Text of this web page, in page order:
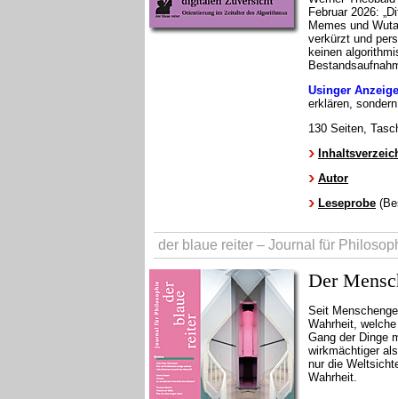
Februar 2026:
Memes und
verkürzt und
keinen
Usinger
erklären,
130 Seiten,
Autor
Leseprobe
der blaue reiter – Journal für
Der
Seit
Wahrheit,
Gang der Dinge
wirkmächtiger
nur die
Wahrheit.